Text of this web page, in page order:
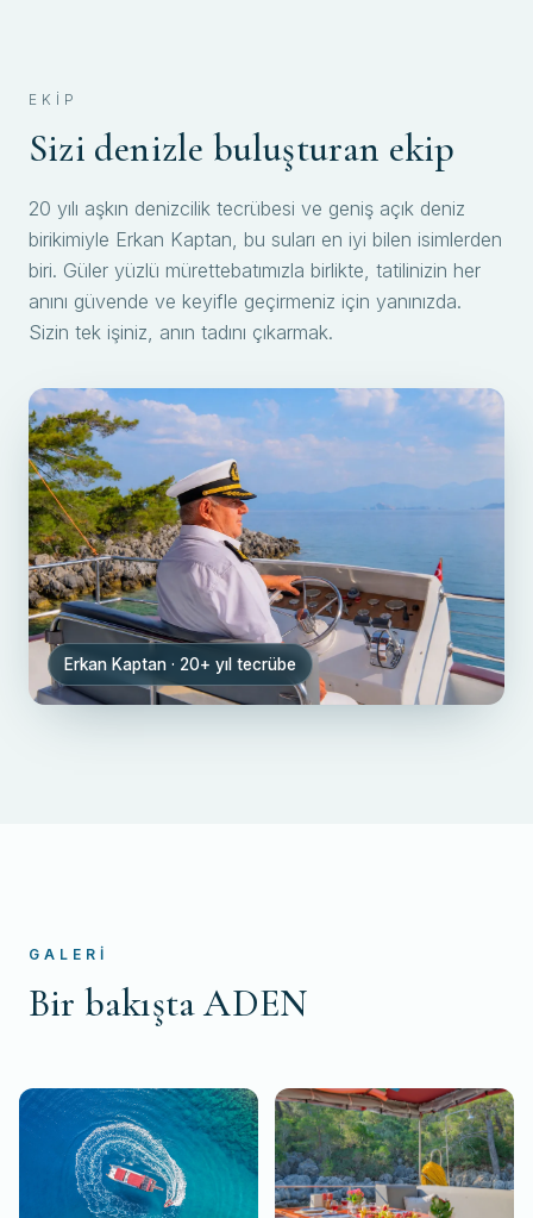
EKIP
Sizi denizle buluşturan ekip
20 yılı aşkın denizcilik tecrübesi ve geniş açık deniz
birikimiyle Erkan Kaptan, bu suları en iyi bilen isimlerden
biri. Güler yüzlü mürettebatımızla birlikte, tatilinizin her
anını güvende ve keyifle geçirmeniz için yanınızda.
Sizin tek işiniz, anın tadını çıkarmak.
Erkan Kaptan · 20+ yıl tecrübe
GALERI
Bir bakışta ADEN